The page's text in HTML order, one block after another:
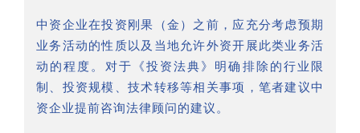
中资企业在投资刚果（金）之前，应充分考虑预期
业务活动的性质以及当地允许外资开展此类业务活
动的程度。对于《投资法典》明确排除的行业限
制、投资规模、技术转移等相关事项，笔者建议中
资企业提前咨询法律顾问的建议。